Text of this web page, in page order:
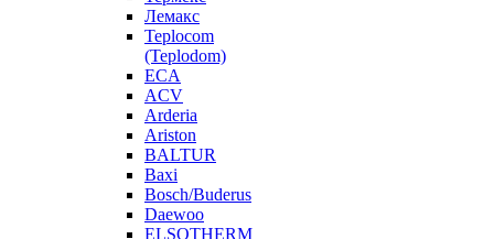
Лемакс
Teplocom
(Teplodom)
ECA
ACV
Arderia
Ariston
BALTUR
Baxi
Bosch/Buderus
Daewoo
ELSOTHERM